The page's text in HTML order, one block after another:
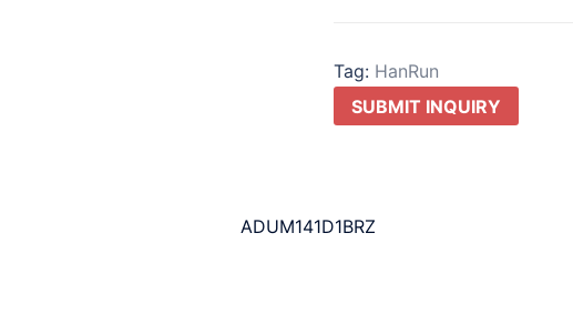
Tag: HanRun
SUBMIT INQUIRY
ADUM141D1BRZ